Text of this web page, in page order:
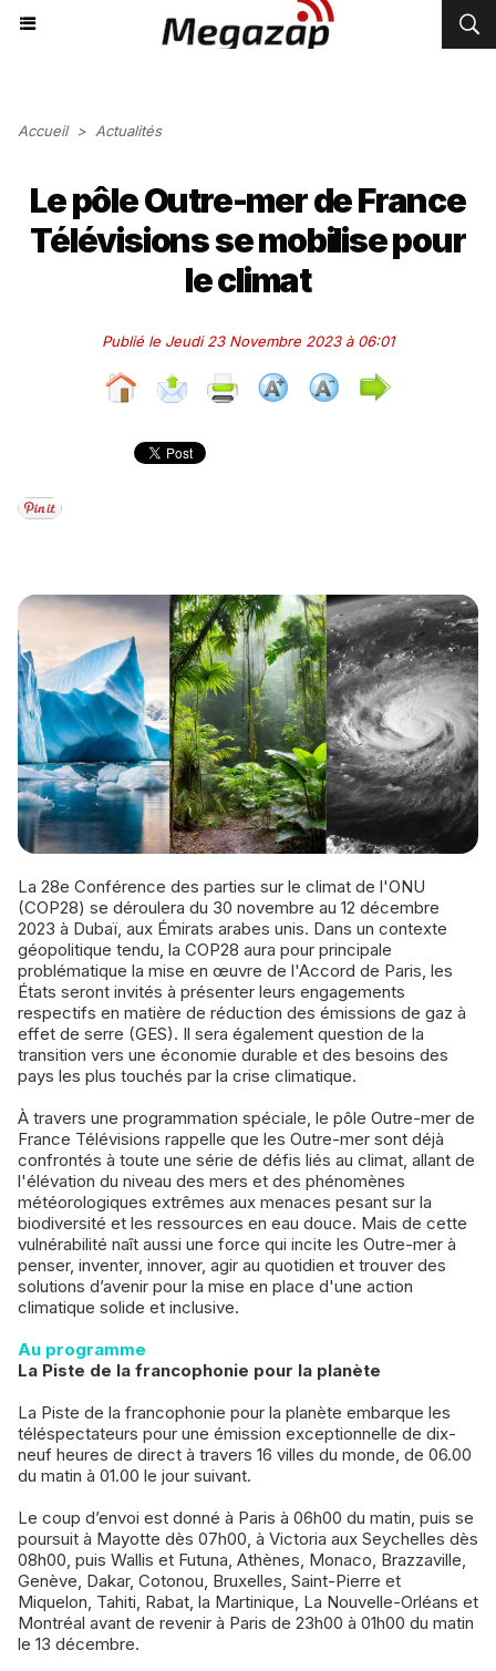
Accueil > Actualités
Le pôle Outre-mer de France
Télévisions se mobilise pour
le climat
Publié le Jeudi 23 Novembre 2023 à 06:01
La 28e Conférence des parties sur le climat de l'ONU
(COP28) se déroulera du 30 novembre au 12 décembre
2023 à Dubaï, aux Émirats arabes unis. Dans un contexte
géopolitique tendu, la COP28 aura pour principale
problématique la mise en œuvre de l'Accord de Paris, les
États seront invités à présenter leurs engagements
respectifs en matière de réduction des émissions de gaz à
effet de serre (GES). Il sera également question de la
transition vers une économie durable et des besoins des
pays les plus touchés par la crise climatique.
À travers une programmation spéciale, le pôle Outre-mer de
France Télévisions rappelle que les Outre-mer sont déjà
confrontés à toute une série de défis liés au climat, allant de
l'élévation du niveau des mers et des phénomènes
météorologiques extrêmes aux menaces pesant sur la
biodiversité et les ressources en eau douce. Mais de cette
vulnérabilité naît aussi une force qui incite les Outre-mer à
penser, inventer, innover, agir au quotidien et trouver des
solutions d’avenir pour la mise en place d'une action
climatique solide et inclusive.
Au programme
La Piste de la francophonie pour la planète
La Piste de la francophonie pour la planète embarque les
téléspectateurs pour une émission exceptionnelle de dix-
neuf heures de direct à travers 16 villes du monde, de 06.00
du matin à 01.00 le jour suivant.
Le coup d’envoi est donné à Paris à 06h00 du matin, puis se
poursuit à Mayotte dès 07h00, à Victoria aux Seychelles dès
08h00, puis Wallis et Futuna, Athènes, Monaco, Brazzaville,
Genève, Dakar, Cotonou, Bruxelles, Saint-Pierre et
Miquelon, Tahiti, Rabat, la Martinique, La Nouvelle-Orléans et
Montréal avant de revenir à Paris de 23h00 à 01h00 du matin
le 13 décembre.